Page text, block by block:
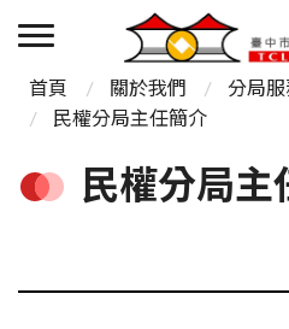
首頁 關於我們 分局服
民權分局主任簡介
民權分局主